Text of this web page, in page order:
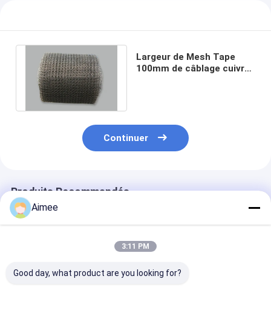
Largeur de Mesh Tape
100mm de câblage cuivre
Continuer
Produits Recommandés
Aimee
3:11 PM
Good day, what product are you looking for?